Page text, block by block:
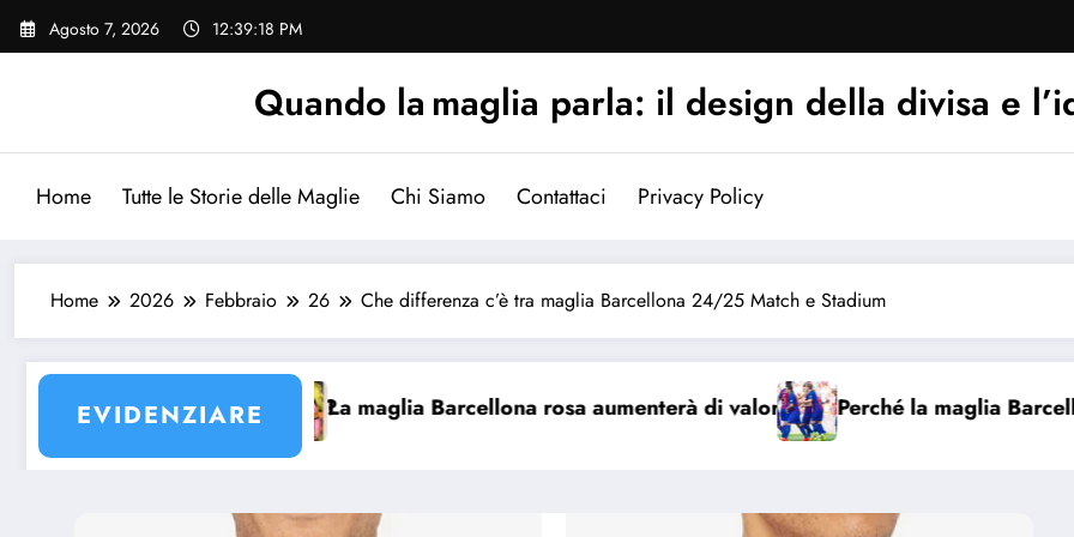
Vai
Agosto 7, 2026 12:39:19 PM
Quando la maglia parla: il design della divisa e
Home Tutte le Storie delle Maglie Chi Siamo Contattaci Privacy Policy
Home 2026 Febbraio 26 Che differenza c’è tra maglia Barcellona 24/25 Match e Stadium
EVIDENZIARE
maglia Barcellona rosa aumenterà di valore? Perché la maglia Barcellona 2016/17 è iconica Che